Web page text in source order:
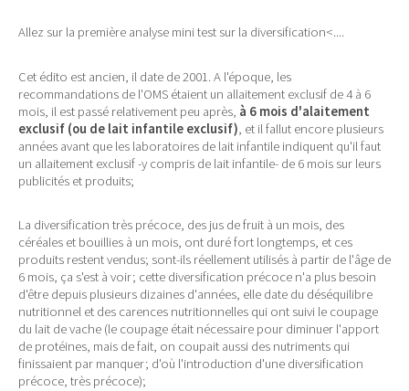
Allez sur la première analyse mini test sur la diversification<....
Cet édito est ancien, il date de 2001. A l'époque, les
recommandations de l'OMS étaient un allaitement exclusif de 4 à 6
mois, il est passé relativement peu après, à 6 mois d'alaitement
exclusif (ou de lait infantile exclusif), et il fallut encore plusieurs
années avant que les laboratoires de lait infantile indiquent qu'il faut
un allaitement exclusif -y compris de lait infantile- de 6 mois sur leurs
publicités et produits;
La diversification très précoce, des jus de fruit à un mois, des
céréales et bouillies à un mois, ont duré fort longtemps, et ces
produits restent vendus; sont-ils réellement utilisés à partir de l'âge de
6 mois, ça s'est à voir; cette diversification précoce n'a plus besoin
d'être depuis plusieurs dizaines d'années, elle date du déséquilibre
nutritionnel et des carences nutritionnelles qui ont suivi le coupage
du lait de vache (le coupage était nécessaire pour diminuer l'apport
de protéines, mais de fait, on coupait aussi des nutriments qui
finissaient par manquer; d'où l'introduction d'une diversification
précoce, très précoce);